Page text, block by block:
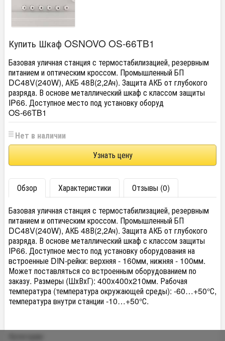
Купить Шкаф OSNOVO OS-66TB1
Базовая уличная станция с термостабилизацией, резервным
питанием и оптическим кроссом. Промышленный БП
DC48V(240W), АКБ 48В(2,2Ач). Защита АКБ от глубокого
разряда. В основе металлический шкаф с классом защиты
IP66. Доступное место под установку оборуд
OS-66TB1
Нет в наличии
Узнать цену
Обзор Характеристики
Отзывы (0)
Базовая уличная станция с термостабилизацией, резервным
питанием и оптическим кроссом. Промышленный БП
DC48V(240W), АКБ 48В(2,2Ач). Защита АКБ от глубокого
разряда. В основе металлический шкаф с классом защиты
IP66. Доступное место под установку оборудования на
встроенные DIN-рейки: верхняя - 160мм, нижняя - 100мм.
Может поставляться со встроенным оборудованием по
заказу. Размеры (ШхВхГ): 400x400x210мм. Рабочая
температура (температура окружающей среды): -60…+50°С,
температура внутри станции -10…+50°С.